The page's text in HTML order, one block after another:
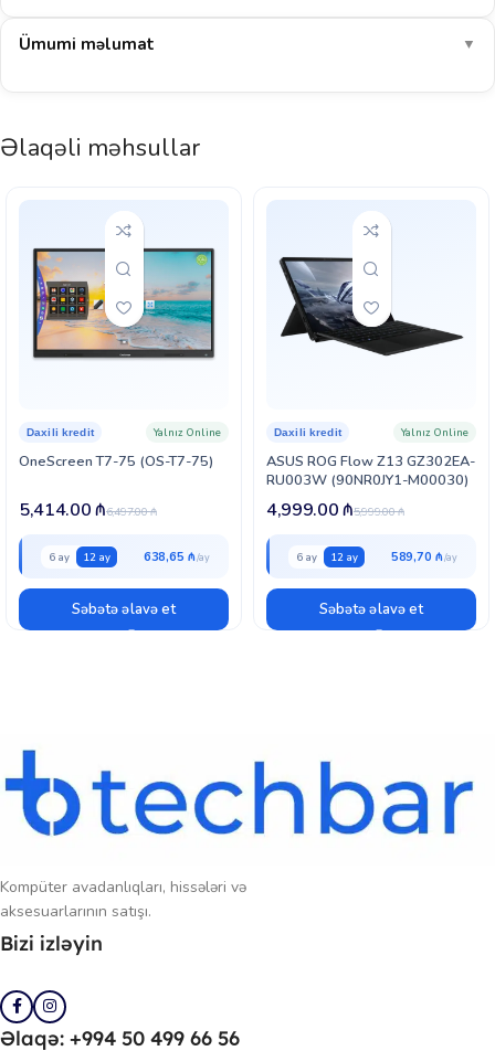
Ümumi məlumat ▼
Əlaqəli məhsullar
OneScreen T7-75 (OS-T7-75)
Daxili kredit Yalnız Online
6,497.00₼
5,414.00₼
6 ay 12 ay 638,65 ₼
Səbətə əlavə et
ASUS ROG Flow Z13 GZ302EA-
RU003W (90NR0JY1-M00030)
Daxili kredit Yalnız Online
5,999.00₼
4,999.00₼
6 ay 12 ay 589,70 ₼
Səbətə əlavə et
Kompüter avadanlıqları, hissələri və
aksesuarlarının satışı.
Bizi izləyin
Əlaqə: +994 50 499 66 56